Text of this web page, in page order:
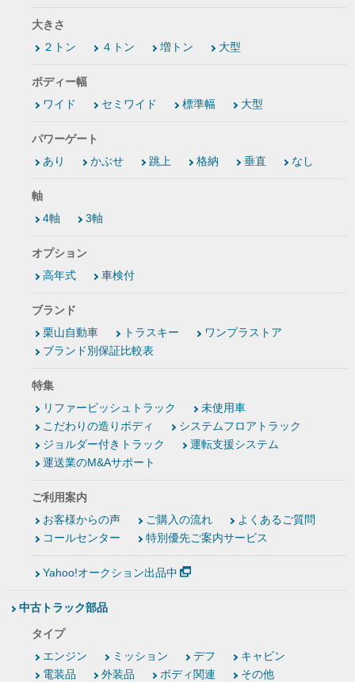
大きさ
２トン
４トン 増トン 大型
ボディー幅
ワイド
セミワイド 標準幅 大型
パワーゲート
あり
かぶせ 跳上 格納 垂直 なし
軸
4軸
3軸
オプション
高年式
車検付
ブランド
栗山自動車
トラスキー
ワンプラストア
ブランド別保証比較表
特集
リファービッシュトラック
未使用車
こだわりの造りボディ
システムフロアトラック
ジョルダー付きトラック
運転支援システム
運送業のM&Aサポート
ご利用案内
お客様からの声
ご購入の流れ
よくあるご質問
コールセンター
特別優先ご案内サービス
Yahoo!オークション出品中
中古トラック部品
タイプ
エンジン
ミッション デフ
キャビン
電装品
外装品 ボディ関連 その他